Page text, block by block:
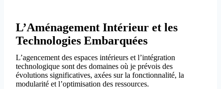
L’Aménagement Intérieur et les
Technologies Embarquées
L’agencement des espaces intérieurs et l’intégration
technologique sont des domaines où je prévois des
évolutions significatives, axées sur la fonctionnalité, la
modularité et l’optimisation des ressources.